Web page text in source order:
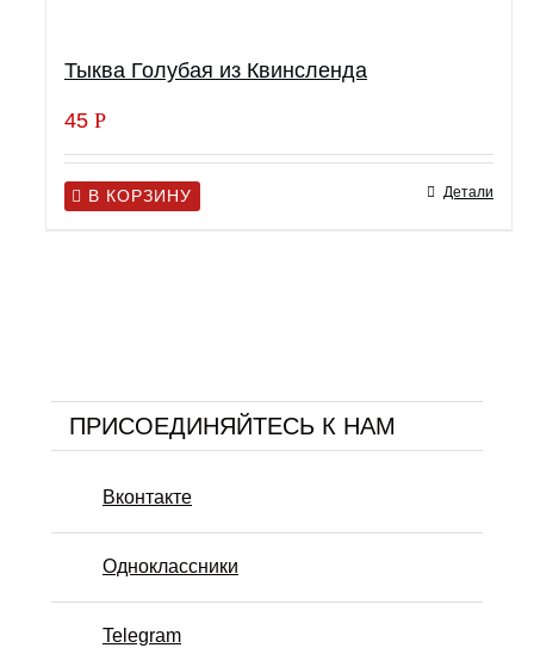
Тыква Голубая из Квинсленда
45 Р
В КОРЗИНУ Детали
ПРИСОЕДИНЯЙТЕСЬ К НАМ
Вконтакте
Одноклассники
Telegram